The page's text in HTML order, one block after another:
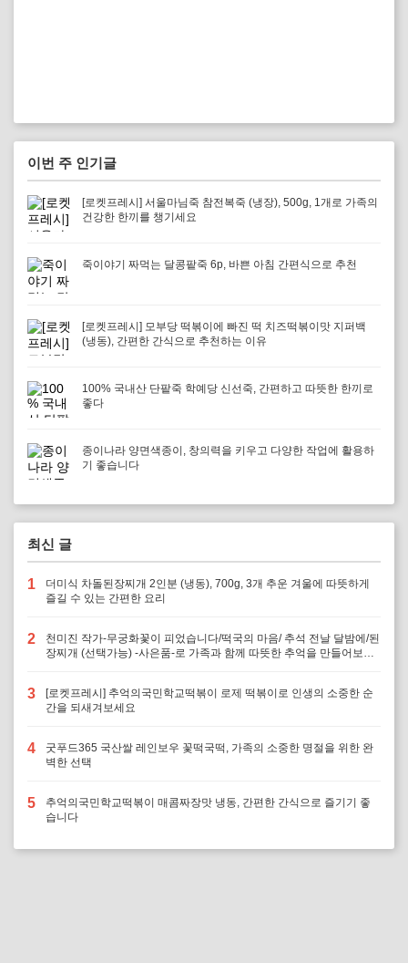
이번 주 인기글
[로켓프레시] 서울마님죽 참전복죽 (냉장), 500g, 1개로 가족의
건강한 한끼를 챙기세요
죽이야기 짜먹는 달콩팥죽 6p, 바쁜 아침 간편식으로 추천
[로켓프레시] 모부당 떡볶이에 빠진 떡 치즈떡볶이맛 지퍼백
(냉동), 간편한 간식으로 추천하는 이유
100% 국내산 단팥죽 학예당 신선죽, 간편하고 따뜻한 한끼로
좋다
종이나라 양면색종이, 창의력을 키우고 다양한 작업에 활용하
기 좋습니다
최신 글
1
더미식 차돌된장찌개 2인분 (냉동), 700g, 3개 추운 겨울에 따뜻하게
즐길 수 있는 간편한 요리
2
천미진 작가-무궁화꽃이 피었습니다/떡국의 마음/ 추석 전날 달밤에/된
장찌개 (선택가능) -사은품-로 가족과 함께 따뜻한 추억을 만들어보세
3
[로켓프레시] 추억의국민학교떡볶이 로제 떡볶이로 인생의 소중한 순
간을 되새겨보세요
4
굿푸드365 국산쌀 레인보우 꽃떡국떡, 가족의 소중한 명절을 위한 완
벽한 선택
5
추억의국민학교떡볶이 매콤짜장맛 냉동, 간편한 간식으로 즐기기 좋
습니다